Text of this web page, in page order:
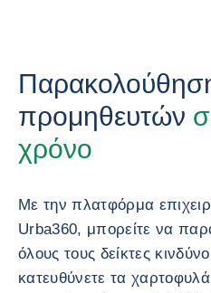
προμηθευτών
χρόνο
Με την πλατφόρμα
Urba360, μπορείτε να
όλους τους δείκτες
κατευθύνετε τα